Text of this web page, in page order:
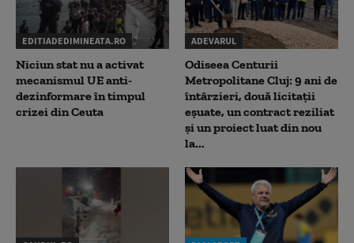
EDITIADEDIMINEATA.RO
Niciun stat nu a activat
mecanismul UE anti-
dezinformare în timpul
crizei din Ceuta
ADEVARUL
Odiseea Centurii
Metropolitane Cluj: 9 ani de
întârzieri, două licitații
eșuate, un contract reziliat
și un proiect luat din nou
la...